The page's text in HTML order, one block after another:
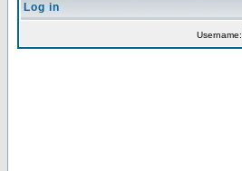
Log in
Username: